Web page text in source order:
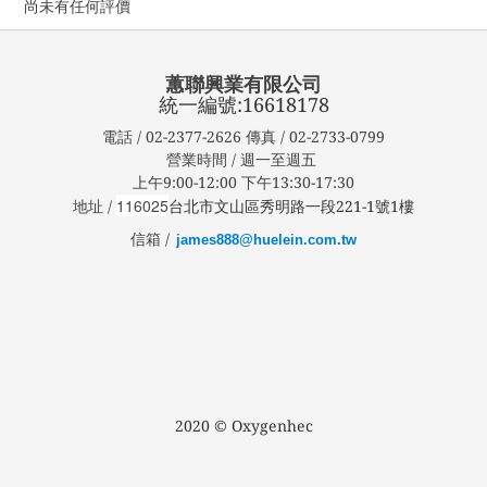
尚未有任何評價
蕙聯興業有限公司
統一編號:16618178
電話 / 02-2377-2626 傳真 / 02-2733-0799
營業時間 / 週一至週五
上午9:00-12:00 下午13:30-17:30
地址 / 116025台北市文山區秀明路一段221-1號1樓
信箱 / james888@huelein.com.tw
2020 © Oxygenhec